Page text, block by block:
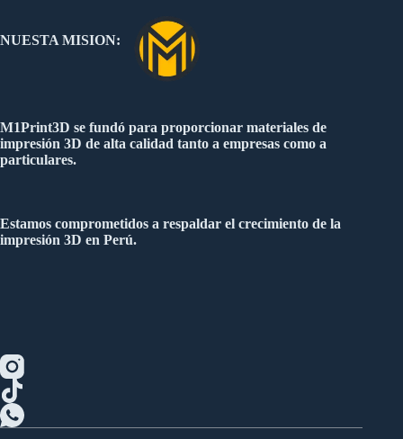
NUESTA MISION:
M1Print3D se fundó para proporcionar materiales de
impresión 3D de alta calidad tanto a empresas como a
particulares.
Estamos comprometidos a respaldar el crecimiento de la
impresión 3D en Perú.